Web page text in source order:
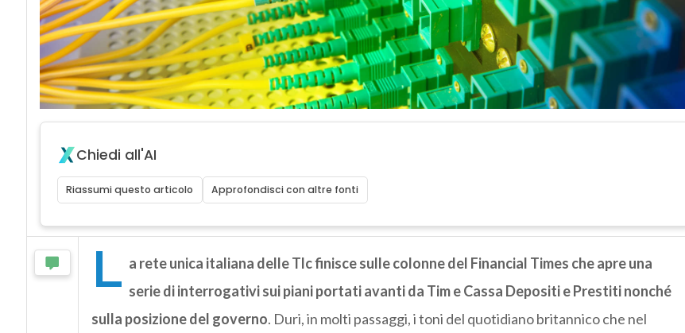
Chiedi all'AI
Riassumi questo articolo Approfondisci con altre fonti
L a rete unica italiana delle Tlc finisce sulle colonne del Financial Times che apre una
serie di interrogativi sui piani portati avanti da Tim e Cassa Depositi e Prestiti nonché
sulla posizione del governo. Duri, in molti passaggi, i toni del quotidiano britannico che nel